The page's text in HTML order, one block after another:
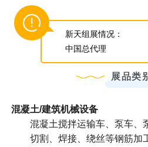
新天组展情况：
中国总代理
展品类
混凝土/建筑机械设备
混凝土搅拌运输车、泵车、
切割、焊接、绕丝等钢筋加